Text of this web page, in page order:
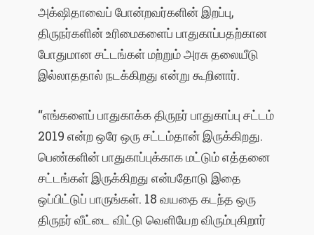
அக்‌ஷிதாவைப் போன்றவர்களின் இறப்பு,
திருநர்களின் உரிமைகளைப் பாதுகாப்பதற்கான
போதுமான சட்டங்கள் மற்றும் அரசு தலையீடு
இல்லாததால் நடக்கிறது என்று கூறினார்.
“எங்களைப் பாதுகாக்க திருநர் பாதுகாப்பு சட்டம்
2019 என்ற ஒரே ஒரு சட்டம்தான் இருக்கிறது.
பெண்களின் பாதுகாப்புக்காக மட்டும் எத்தனை
சட்டங்கள் இருக்கிறது என்பதோடு இதை
ஒப்பிட்டுப் பாருங்கள். 18 வயதை கடந்த ஒரு
திருநர் வீட்டை விட்டு வெளியேற விரும்புகிறார்